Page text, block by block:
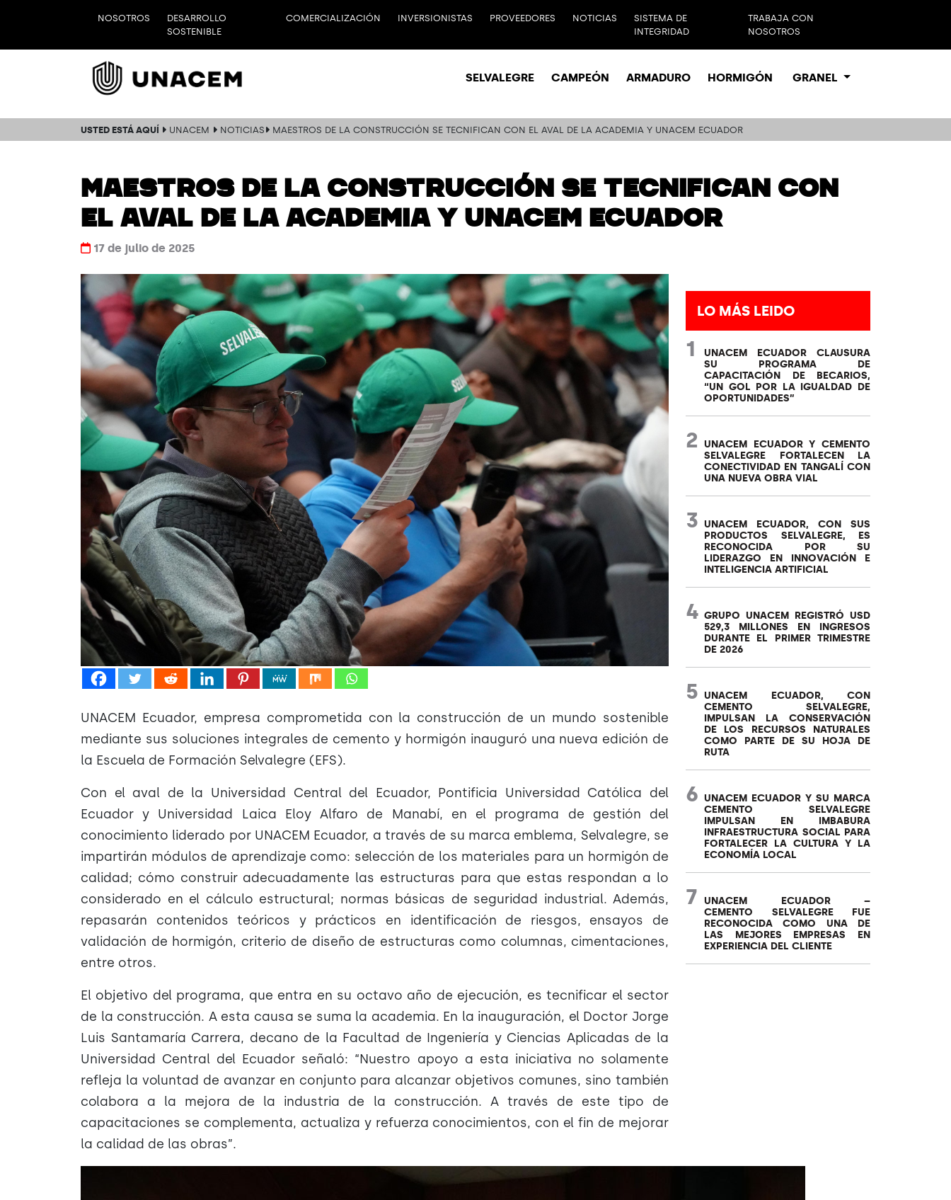
NOSOTROS
DESARROLLO
SOSTENIBLE
COMERCIALIZACIÓN INVERSIONISTAS PROVEEDORES NOTICIAS
SISTEMA DE
INTEGRIDAD
TRABAJA CON
NOSOTROS
SELVALEGRE CAMPEÓN ARMADURO HORMIGÓN GRANEL
USTED ESTÁ AQUÍ UNACEM NOTICIAS MAESTROS DE LA CONSTRUCCIÓN SE TECNIFICAN CON EL AVAL DE LA ACADEMIA Y UNACEM ECUADOR
MAESTROS DE LA CONSTRUCCIÓN SE TECNIFICAN CON
EL AVAL DE LA ACADEMIA Y UNACEM ECUADOR
17 de julio de 2025
UNACEM Ecuador, empresa comprometida con la construcción de un mundo sostenible
mediante sus soluciones integrales de cemento y hormigón inauguró una nueva edición de
la Escuela de Formación Selvalegre (EFS).
Con el aval de la Universidad Central del Ecuador, Pontificia Universidad Católica del
Ecuador y Universidad Laica Eloy Alfaro de Manabí, en el programa de gestión del
conocimiento liderado por UNACEM Ecuador, a través de su marca emblema, Selvalegre, se
impartirán módulos de aprendizaje como: selección de los materiales para un hormigón de
calidad; cómo construir adecuadamente las estructuras para que estas respondan a lo
considerado en el cálculo estructural; normas básicas de seguridad industrial. Además,
repasarán contenidos teóricos y prácticos en identificación de riesgos, ensayos de
validación de hormigón, criterio de diseño de estructuras como columnas, cimentaciones,
entre otros.
El objetivo del programa, que entra en su octavo año de ejecución, es tecnificar el sector
de la construcción. A esta causa se suma la academia. En la inauguración, el Doctor Jorge
Luis Santamaría Carrera, decano de la Facultad de Ingeniería y Ciencias Aplicadas de la
Universidad Central del Ecuador señaló: “Nuestro apoyo a esta iniciativa no solamente
refleja la voluntad de avanzar en conjunto para alcanzar objetivos comunes, sino también
colabora a la mejora de la industria de la construcción. A través de este tipo de
capacitaciones se complementa, actualiza y refuerza conocimientos, con el fin de mejorar
la calidad de las obras”.
LO MÁS LEIDO
1
UNACEM ECUADOR CLAUSURA
SU PROGRAMA DE
CAPACITACIÓN DE BECARIOS,
“UN GOL POR LA IGUALDAD DE
OPORTUNIDADES”
2 UNACEM ECUADOR Y CEMENTO
SELVALEGRE FORTALECEN LA
CONECTIVIDAD EN TANGALÍ CON
UNA NUEVA OBRA VIAL
3 UNACEM ECUADOR, CON SUS
PRODUCTOS SELVALEGRE, ES
RECONOCIDA POR SU
LIDERAZGO EN INNOVACIÓN E
INTELIGENCIA ARTIFICIAL
4 GRUPO UNACEM REGISTRÓ USD
529,3 MILLONES EN INGRESOS
DURANTE EL PRIMER TRIMESTRE
DE 2026
5 UNACEM ECUADOR, CON
CEMENTO SELVALEGRE,
IMPULSAN LA CONSERVACIÓN
DE LOS RECURSOS NATURALES
COMO PARTE DE SU HOJA DE
RUTA
6 UNACEM ECUADOR Y SU MARCA
CEMENTO SELVALEGRE
IMPULSAN EN IMBABURA
INFRAESTRUCTURA SOCIAL PARA
FORTALECER LA CULTURA Y LA
ECONOMÍA LOCAL
7 UNACEM ECUADOR –
CEMENTO SELVALEGRE FUE
RECONOCIDA COMO UNA DE
LAS MEJORES EMPRESAS EN
EXPERIENCIA DEL CLIENTE